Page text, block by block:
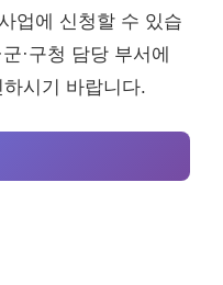
업에 신청할 수 있습
·구청 담당 부서에
시기 바랍니다.